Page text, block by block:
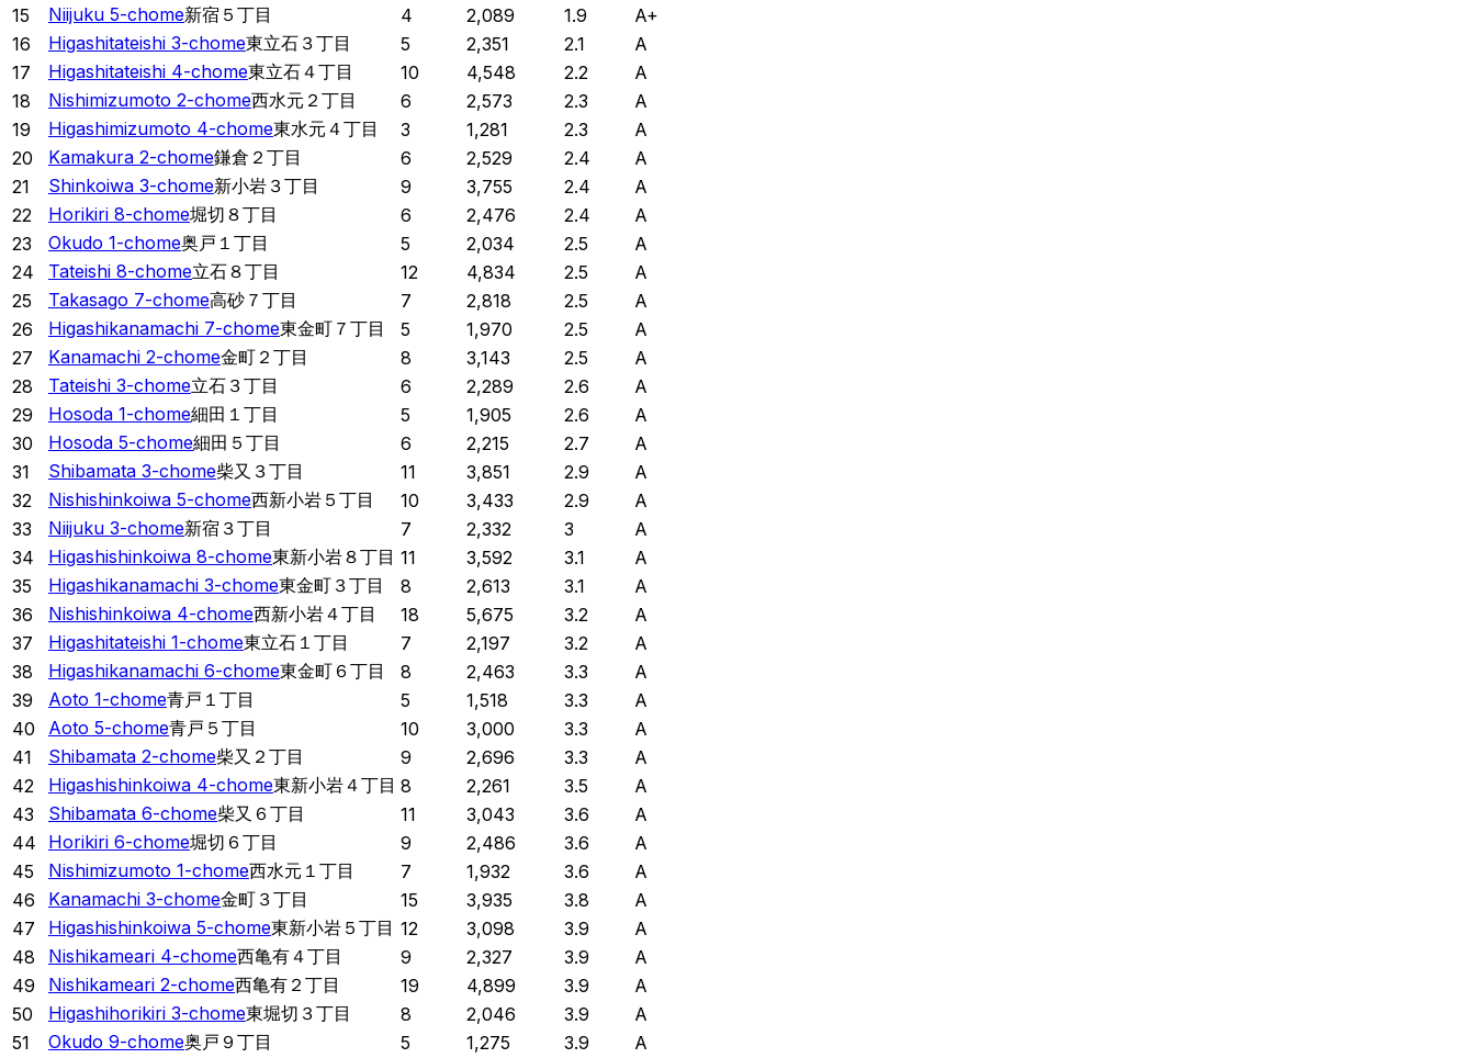
15
Niijuku 5-chome新宿５丁目 4 2,089 1.9
A+
16
Higashitateishi 3-chome東立石３丁目 5 2,351 2.1
A
17
Higashitateishi 4-chome東立石４丁目 10 4,548 2.2
A
18
Nishimizumoto 2-chome西水元２丁目 6 2,573 2.3
A
19
Higashimizumoto 4-chome東水元４丁目 3 1,281 2.3
A
20
Kamakura 2-chome鎌倉２丁目 6 2,529 2.4
A
21
Shinkoiwa 3-chome新小岩３丁目 9 3,755 2.4
A
22
Horikiri 8-chome堀切８丁目 6 2,476 2.4
A
23
Okudo 1-chome奥戸１丁目 5 2,034 2.5
A
24
Tateishi 8-chome立石８丁目 12 4,834 2.5
A
25
Takasago 7-chome高砂７丁目 7 2,818 2.5
A
26
Higashikanamachi 7-chome東金町７丁目 5 1,970 2.5
A
27
Kanamachi 2-chome金町２丁目 8 3,143 2.5
A
28
Tateishi 3-chome立石３丁目 6 2,289 2.6
A
29
Hosoda 1-chome細田１丁目 5 1,905 2.6
A
30
Hosoda 5-chome細田５丁目 6 2,215 2.7
A
31
Shibamata 3-chome柴又３丁目 11 3,851 2.9
A
32
Nishishinkoiwa 5-chome西新小岩５丁目 10 3,433 2.9
A
33
Niijuku 3-chome新宿３丁目 7 2,332 3
A
34
Higashishinkoiwa 8-chome東新小岩８丁目 11 3,592 3.1
A
35
Higashikanamachi 3-chome東金町３丁目 8 2,613 3.1
A
36
Nishishinkoiwa 4-chome西新小岩４丁目 18 5,675 3.2
A
37
Higashitateishi 1-chome東立石１丁目 7 2,197 3.2
A
38
Higashikanamachi 6-chome東金町６丁目 8 2,463 3.3
A
39
Aoto 1-chome青戸１丁目 5 1,518 3.3
A
40
Aoto 5-chome青戸５丁目 10 3,000 3.3
A
41
Shibamata 2-chome柴又２丁目 9 2,696 3.3
A
42
Higashishinkoiwa 4-chome東新小岩４丁目 8 2,261 3.5
A
43
Shibamata 6-chome柴又６丁目 11 3,043 3.6
A
44
Horikiri 6-chome堀切６丁目 9 2,486 3.6
A
45
Nishimizumoto 1-chome西水元１丁目 7 1,932 3.6
A
46
Kanamachi 3-chome金町３丁目 15 3,935 3.8
A
47
Higashishinkoiwa 5-chome東新小岩５丁目 12 3,098 3.9
A
48
Nishikameari 4-chome西亀有４丁目 9 2,327 3.9
A
49
Nishikameari 2-chome西亀有２丁目 19 4,899 3.9
A
50
Higashihorikiri 3-chome東堀切３丁目 8 2,046 3.9
A
51
Okudo 9-chome奥戸９丁目 5 1,275 3.9
A